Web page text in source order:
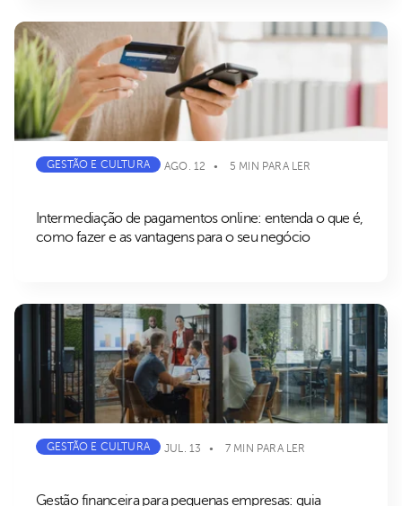
GESTÃO E CULTURA AGO. 12 5 MIN PARA LER
Intermediação de pagamentos online: entenda o que é,
como fazer e as vantagens para o seu negócio
GESTÃO E CULTURA JUL. 13 7 MIN PARA LER
Gestão financeira para pequenas empresas: guia